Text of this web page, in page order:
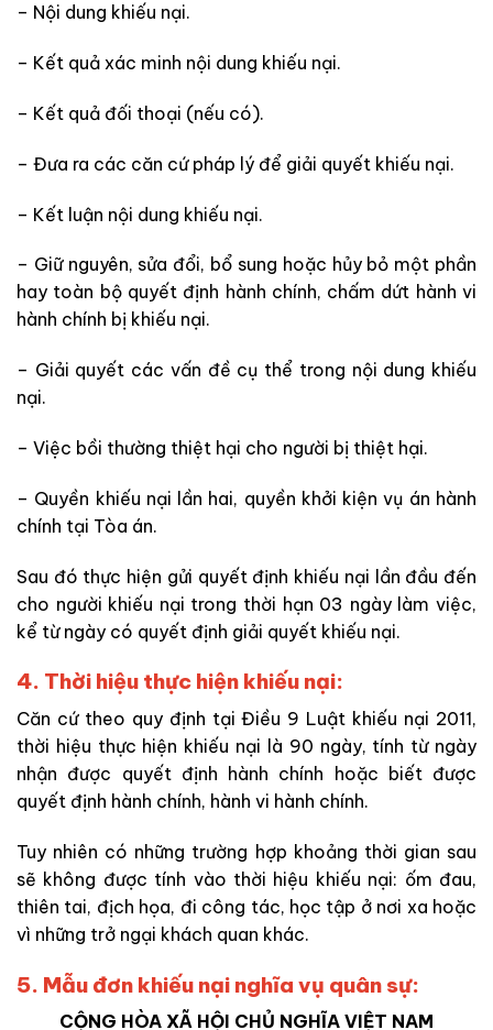
– Nội dung khiếu nại.
– Kết quả xác minh nội dung khiếu nại.
– Kết quả đối thoại (nếu có).
– Đưa ra các căn cứ pháp lý để giải quyết khiếu nại.
– Kết luận nội dung khiếu nại.
– Giữ nguyên, sửa đổi, bổ sung hoặc hủy bỏ một phần
hay toàn bộ quyết định hành chính, chấm dứt hành vi
hành chính bị khiếu nại.
– Giải quyết các vấn đề cụ thể trong nội dung khiếu
nại.
– Việc bồi thường thiệt hại cho người bị thiệt hại.
– Quyền khiếu nại lần hai, quyền khởi kiện vụ án hành
chính tại Tòa án.
Sau đó thực hiện gửi quyết định khiếu nại lần đầu đến
cho người khiếu nại trong thời hạn 03 ngày làm việc,
kể từ ngày có quyết định giải quyết khiếu nại.
4. Thời hiệu thực hiện khiếu nại:
Căn cứ theo quy định tại Điều 9 Luật khiếu nại 2011,
thời hiệu thực hiện khiếu nại là 90 ngày, tính từ ngày
nhận được quyết định hành chính hoặc biết được
quyết định hành chính, hành vi hành chính.
Tuy nhiên có những trường hợp khoảng thời gian sau
sẽ không được tính vào thời hiệu khiếu nại: ốm đau,
thiên tai, địch họa, đi công tác, học tập ở nơi xa hoặc
vì những trở ngại khách quan khác.
5. Mẫu đơn khiếu nại nghĩa vụ quân sự:
CỘNG HÒA XÃ HỘI CHỦ NGHĨA VIỆT NAM